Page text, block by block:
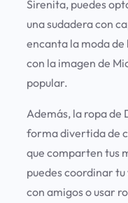
Sirenita, puedes
una sudadera con
encanta la moda de
con la imagen de
popular.
Además, la ropa de
forma divertida de
que comparten tus
puedes coordinar
con amigos o usar